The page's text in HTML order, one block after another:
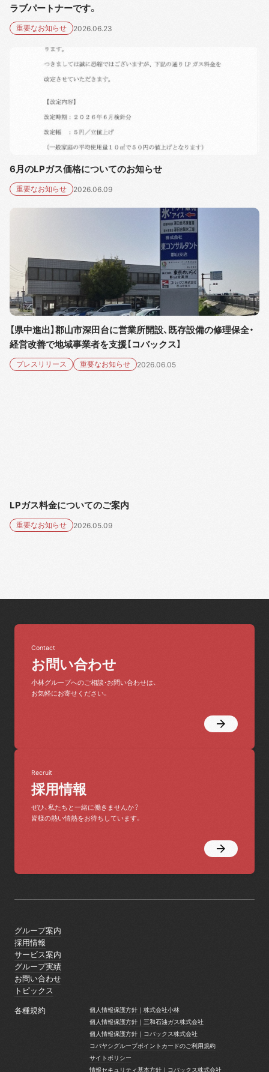
ラブパートナーです。
重要なお知らせ 2026.06.23
6月のLPガス価格についてのお知らせ
重要なお知らせ 2026.06.09
【県中進出】郡山市深田台に営業所開設、既存設備の修理保全・
経営改善で地域事業者を支援【コバックス】
プレスリリース 重要なお知らせ 2026.06.05
LPガス料金についてのご案内
重要なお知らせ 2026.05.09
お問い合わせ
Contact
小林グループへのご相談・お問い合わせは、
お気軽にお寄せください。
採用情報
Recruit
ぜひ、私たちと一緒に働きませんか？
皆様の熱い情熱をお待ちしています。
グループ案内
グループ案内
採用情報
採用情報
サービス案内
サービス案内
グループ実績
グループ実績
お問い合わせ
お問い合わせ
トピックス
各種規約
個人情報保護方針｜株式会社小林
個人情報保護方針｜株式会社小林
個人情報保護方針｜三和石油ガス株式会社
個人情報保護方針｜三和石油ガス株式会社
個人情報保護方針｜コバックス株式会社
個人情報保護方針｜コバックス株式会社
コバヤシグループポイントカードのご利用規約
コバヤシグループポイントカードのご利用規約
サイトポリシー
サイトポリシー
情報セキュリティ基本方針｜コバックス株式会社